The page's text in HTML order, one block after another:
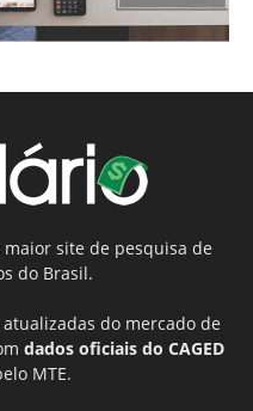
maior site de pesquisa de
do Brasil.
do mercado de
dados oficiais do CAGED
MTE.